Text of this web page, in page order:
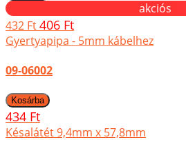
akciós
432 Ft406 Ft
Gyertyapipa - 5mm kábelhez
09-06002
434 Ft
Késalátét 9,4mm x 57,8mm